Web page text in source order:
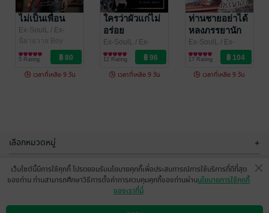
หลงภรรยานัก
[mpreg]
Ex-SoulL/ Ex-
SoulL/โซแอล
นิยายวาย Boy
Love / Yaoi
Ex-SoulL
/ Ex-
SoulL/โซแอล
นิยายวาย Boy
Love / Yaoi
5 Rating
ไม่เป็นเพื่อน
Ex-SoulL / Ex-
SoulL/โซแอล
นิยายวาย Boy
Love / Yaoi
5 Rating
เวลาที่เหลือ 9 วัน
ใครว่าผัวแก่ไม่
อร่อย
Ex-SoulL / Ex-
SoulL/โซแอล
นิยายวาย Boy
Love / Yaoi
12 Rating
เวลาที่เหลือ 9 วัน
ท่านชายอย่าได้
หลงภรรยานัก
[mpreg]
Ex-SoulL / Ex-
SoulL/โซแอล
นิยายวาย Boy
Love / Yaoi
17 Rating
เวลาที่เหลือ 9 วัน
หวานใจ
เลือกหมวดหมู่ +
บริการช่วยเหลือ +
เว็บไซต์นี้มีการใช้คุกกี้ โปรดยอมรับนโยบายคุกกี้เพื่อประสบการณ์การใช้บริการที่ดีที่สุด
ของท่าน ท่านสามารถศึกษาวิธีการตั้งค่าการควบคุมคุกกี้ของท่านผ่านนโยบายการใช้คุกกี้
ของเราที่นี่